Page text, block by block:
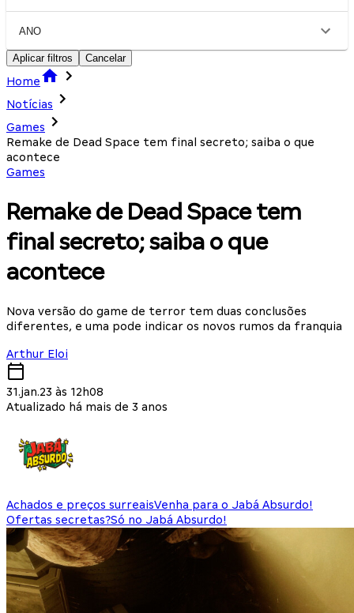
ANO
Aplicar filtros Cancelar
Home
Notícias
Games
Remake de Dead Space tem final secreto; saiba o que
acontece
Games
Remake de Dead Space tem
final secreto; saiba o que
acontece
Nova versão do game de terror tem duas conclusões
diferentes, e uma pode indicar os novos rumos da franquia
Arthur Eloi
31.jan.23 às 12h08
Atualizado há mais de 3 anos
Achados e preços surreaisVenha para o Jabá Absurdo!
Ofertas secretas?Só no Jabá Absurdo!